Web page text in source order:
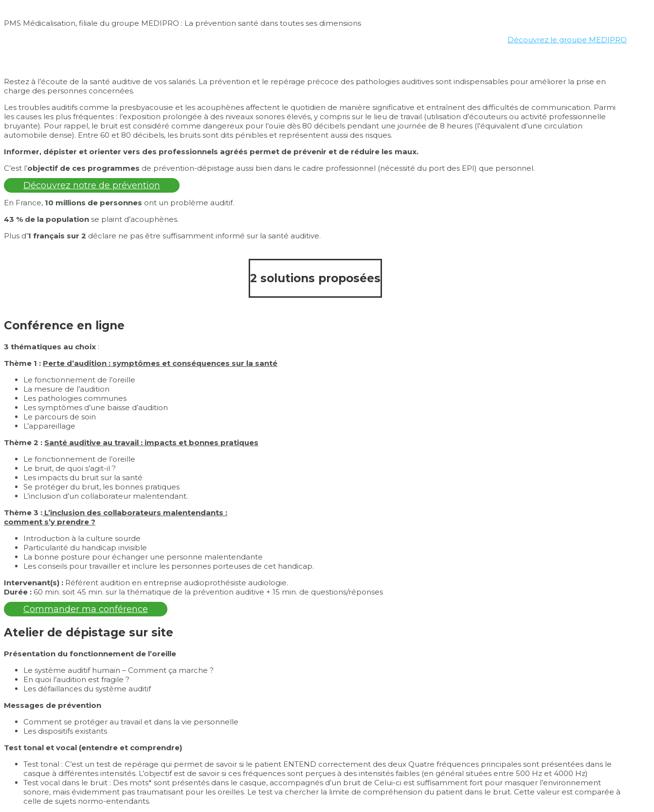
PMS Médicalisation, filiale du groupe MEDIPRO : La prévention santé dans toutes ses dimensions
Découvrez le groupe MEDIPRO
Restez à l’écoute de la santé auditive de vos salariés. La prévention et le repérage précoce des pathologies auditives sont indispensables pour améliorer la prise en
charge des personnes concernées.
Les troubles auditifs comme la presbyacousie et les acouphènes affectent le quotidien de manière significative et entraînent des difficultés de communication. Parmi
les causes les plus fréquentes : l’exposition prolongée à des niveaux sonores élevés, y compris sur le lieu de travail (utilisation d’écouteurs ou activité professionnelle
bruyante). Pour rappel, le bruit est considéré comme dangereux pour l’ouïe dès 80 décibels pendant une journée de 8 heures (l’équivalent d’une circulation
automobile dense). Entre 60 et 80 décibels, les bruits sont dits pénibles et représentent aussi des risques.
Informer, dépister et orienter vers des professionnels agréés permet de prévenir et de réduire les maux.
C’est l’objectif de ces programmes de prévention-dépistage aussi bien dans le cadre professionnel (nécessité du port des EPI) que personnel.
Découvrez notre de prévention
En France, 10 millions de personnes ont un problème auditif.
43 % de la population se plaint d’acouphènes.
Plus d’1 français sur 2 déclare ne pas être suffisamment informé sur la santé auditive.
2 solutions proposées
Conférence en ligne
3 thématiques au choix :
Thème 1 : Perte d’audition : symptômes et conséquences sur la santé
Le fonctionnement de l’oreille
La mesure de l’audition
Les pathologies communes
Les symptômes d’une baisse d’audition
Le parcours de soin
L’appareillage
Thème 2 : Santé auditive au travail : impacts et bonnes pratiques
Le fonctionnement de l’oreille
Le bruit, de quoi s’agit-il ?
Les impacts du bruit sur la santé
Se protéger du bruit, les bonnes pratiques
L’inclusion d’un collaborateur malentendant.
Thème 3 : L’inclusion des collaborateurs malentendants :
comment s’y prendre ?
Introduction à la culture sourde
Particularité du handicap invisible
La bonne posture pour échanger une personne malentendante
Les conseils pour travailler et inclure les personnes porteuses de cet handicap.
Intervenant(s) : Référent audition en entreprise audioprothésiste audiologie.
Durée : 60 min. soit 45 min. sur la thématique de la prévention auditive + 15 min. de questions/réponses
Commander ma conférence
Atelier de dépistage sur site
Présentation du fonctionnement de l’oreille
Le système auditif humain – Comment ça marche ?
En quoi l’audition est fragile ?
Les défaillances du système auditif
Messages de prévention
Comment se protéger au travail et dans la vie personnelle
Les dispositifs existants
Test tonal et vocal (entendre et comprendre)
Test tonal : C’est un test de repérage qui permet de savoir si le patient ENTEND correctement des deux Quatre fréquences principales sont présentées dans le
casque à différentes intensités. L’objectif est de savoir si ces fréquences sont perçues à des intensités faibles (en général situées entre 500 Hz et 4000 Hz)
Test vocal dans le bruit : Des mots* sont présentés dans le casque, accompagnés d’un bruit de Celui-ci est suffisamment fort pour masquer l’environnement
sonore, mais évidemment pas traumatisant pour les oreilles. Le test va chercher la limite de compréhension du patient dans le bruit. Cette valeur est comparée à
celle de sujets normo-entendants.